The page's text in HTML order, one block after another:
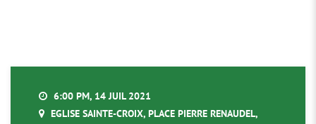
6:00 PM, 14 JUIL 2021
EGLISE SAINTE-CROIX, PLACE PIERRE RENAUDEL,